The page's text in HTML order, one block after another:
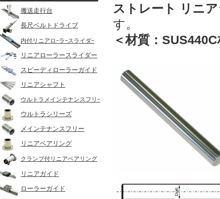
搬送走行台
長尺ベルトドライブ
内付リニアロｰラｰスライダｰ
リニアローラースライダー
スピーディローラーガイド
リニアシャフト
ウルトラメインテナンスフリｰ
ウルトラシリーズ
メインテナンスフリー
リニアベアリング
クランプ付リニアベアリング
リニアガイド
ローラーガイド
ストレート リニ
す。
＜材質：